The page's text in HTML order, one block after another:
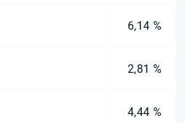
6,14 %
2,81 %
4,44 %